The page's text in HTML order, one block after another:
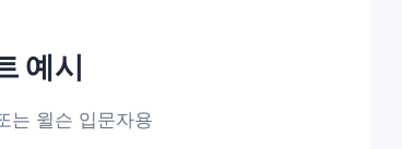
예시
는 윌슨 입문자용